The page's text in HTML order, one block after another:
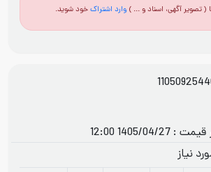
تصویر آگهی، اسناد و ... ) وارد اشتراکخود شوید.
04/27 12:00
نیاز